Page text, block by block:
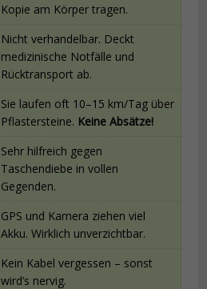
Kopie am Körper tragen.
Nicht verhandelbar. Deckt
medizinische Notfälle und
Rücktransport ab.
Sie laufen oft 10–15 km/Tag über
Pflastersteine. Keine Absätze!
Sehr hilfreich gegen
Taschendiebe in vollen
Gegenden.
GPS und Kamera ziehen viel
Akku. Wirklich unverzichtbar.
Kein Kabel vergessen – sonst
wird’s nervig.